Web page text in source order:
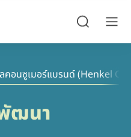
ค้นหา เมนู
ลคอนซูเมอร์แบรนด์(Henkel
ฒนา